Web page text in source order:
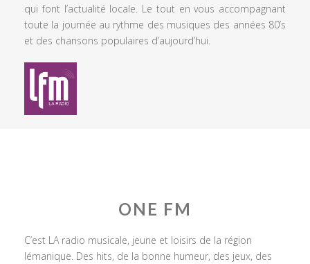
qui font l’actualité locale. Le tout en vous accompagnant
toute la journée au rythme des musiques des années 80’s
et des chansons populaires d’aujourd’hui.
ONE FM
C’est LA radio musicale, jeune et loisirs de la région
lémanique. Des hits, de la bonne humeur, des jeux, des